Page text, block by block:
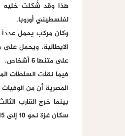
هذا وقد شُكلت خليه
لفلسطيني أوروبا.
على متنها 6 أشخاص.
فيما نقلت السلطات
المصرية أن من الوفيات 15 فلسطيني.
بينما خرج القارب
سكان غزة نحو 10 إلى 15,وقد انقطع الاتصال بالقارب منذ تلك اللحظة.